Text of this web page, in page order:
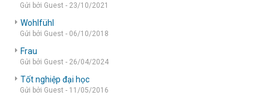
Gửi bởi Guest - 23/10/2021
Wohlfühl
Gửi bởi Guest - 06/10/2018
Frau
Gửi bởi Guest - 26/04/2024
Tốt nghiệp đại học
Gửi bởi Guest - 11/05/2016